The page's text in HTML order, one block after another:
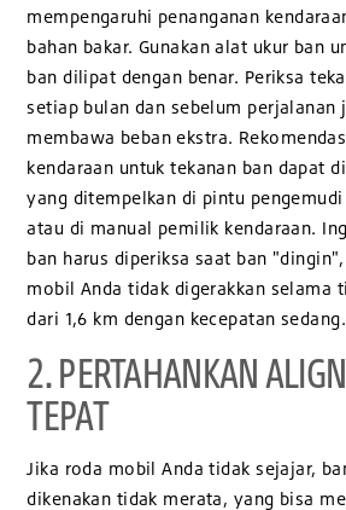
mempengaruhi penanganan
bahan bakar. Gunakan alat ukur ban
ban dilipat dengan benar. Periksa
setiap bulan dan sebelum perjalanan
membawa beban ekstra.
kendaraan untuk tekanan ban dapat
yang ditempelkan di pintu
atau di manual pemilik kendaraan.
ban harus diperiksa saat ban
mobil Anda tidak digerakkan selama
dari 1,6 km dengan kecepatan sedang.
2. PERTAHANKAN
TEPAT
Jika roda mobil Anda tidak sejajar,
dikenakan tidak merata, yang bisa